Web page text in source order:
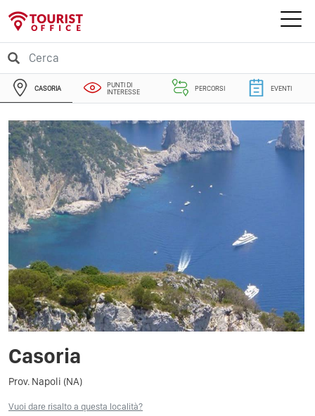
CASORIA
PUNTI DI
INTERESSE
PERCORSI EVENTI
Casoria
Prov. Napoli (NA)
Vuoi dare risalto a questa località?